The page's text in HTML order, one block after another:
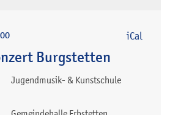
Burgstetten
Jugendmusik- & Kunstschule
iCal